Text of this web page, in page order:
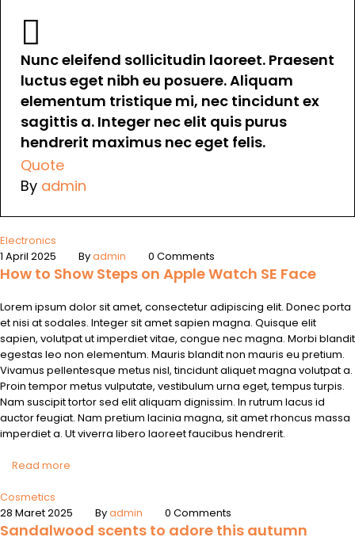
Nunc eleifend sollicitudin laoreet. Praesent
luctus eget nibh eu posuere. Aliquam
elementum tristique mi, nec tincidunt ex
sagittis a. Integer nec elit quis purus
hendrerit maximus nec eget felis.
Quote
By admin
Electronics
1 April 2025
Byadmin 0 Comments
How to Show Steps on Apple Watch SE Face
Lorem ipsum dolor sit amet, consectetur adipiscing elit. Donec porta
et nisi at sodales. Integer sit amet sapien magna. Quisque elit
sapien, volutpat ut imperdiet vitae, congue nec magna. Morbi blandit
egestas leo non elementum. Mauris blandit non mauris eu pretium.
Vivamus pellentesque metus nisl, tincidunt aliquet magna volutpat a.
Proin tempor metus vulputate, vestibulum urna eget, tempus turpis.
Nam suscipit tortor sed elit aliquam dignissim. In rutrum lacus id
auctor feugiat. Nam pretium lacinia magna, sit amet rhoncus massa
imperdiet a. Ut viverra libero laoreet faucibus hendrerit.
Read more
Cosmetics
28 Maret 2025
Byadmin 0 Comments
Sandalwood scents to adore this autumn